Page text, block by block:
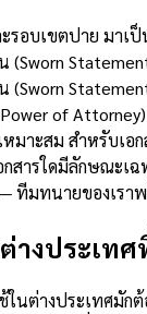
รอบเขตปาย มา
(Sworn
(Sworn
of
มาะสม สำหรับเ
สารใดมีลักษณะ
ทีมทนายของเร
งประเทศ
นต่างประเทศมัก